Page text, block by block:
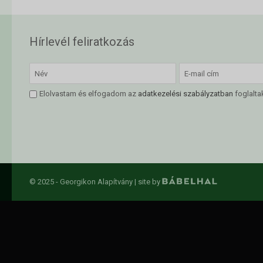
Hírlevél feliratkozás
Elolvastam és elfogadom az adatkezelési szabályzatban
© 2025 - Georgikon Alapítvány | site by